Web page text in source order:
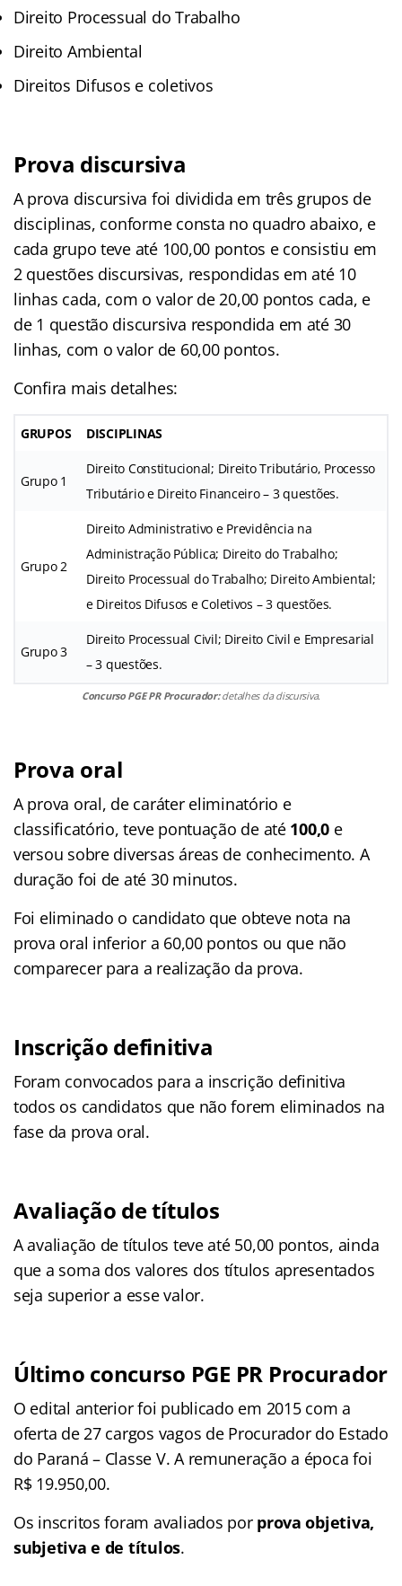
Direito Processual do Trabalho
Direito Ambiental
Direitos Difusos e coletivos
Prova discursiva
A prova discursiva foi dividida em três grupos de
disciplinas, conforme consta no quadro abaixo, e
cada grupo teve até 100,00 pontos e consistiu em
2 questões discursivas, respondidas em até 10
linhas cada, com o valor de 20,00 pontos cada, e
de 1 questão discursiva respondida em até 30
linhas, com o valor de 60,00 pontos.
Confira mais detalhes:
GRUPOS DISCIPLINAS
Grupo 1
Direito Constitucional; Direito Tributário, Processo
Tributário e Direito Financeiro – 3 questões.
Grupo 2
Direito Administrativo e Previdência na
Administração Pública; Direito do Trabalho;
Direito Processual do Trabalho; Direito Ambiental;
e Direitos Difusos e Coletivos – 3 questões.
Grupo 3
Direito Processual Civil; Direito Civil e Empresarial
– 3 questões.
Concurso PGE PR Procurador:detalhes da discursiva.
Prova oral
A prova oral, de caráter eliminatório e
classificatório, teve pontuação de até 100,0 e
versou sobre diversas áreas de conhecimento. A
duração foi de até 30 minutos.
Foi eliminado o candidato que obteve nota na
prova oral inferior a 60,00 pontos ou que não
comparecer para a realização da prova.
Inscrição definitiva
Foram convocados para a inscrição definitiva
todos os candidatos que não forem eliminados na
fase da prova oral.
Avaliação de títulos
A avaliação de títulos teve até 50,00 pontos, ainda
que a soma dos valores dos títulos apresentados
seja superior a esse valor.
Último concurso PGE PR Procurador
O edital anterior foi publicado em 2015 com a
oferta de 27 cargos vagos de Procurador do Estado
do Paraná – Classe V. A remuneração a época foi
R$ 19.950,00.
Os inscritos foram avaliados por prova objetiva,
subjetiva e de títulos.